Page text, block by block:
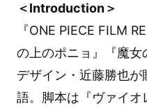
＜Introduction＞
『ONE PIECE FILM
の上のポニョ』『魔
デザイン・近藤勝也
語。脚本は『ヴァイオ